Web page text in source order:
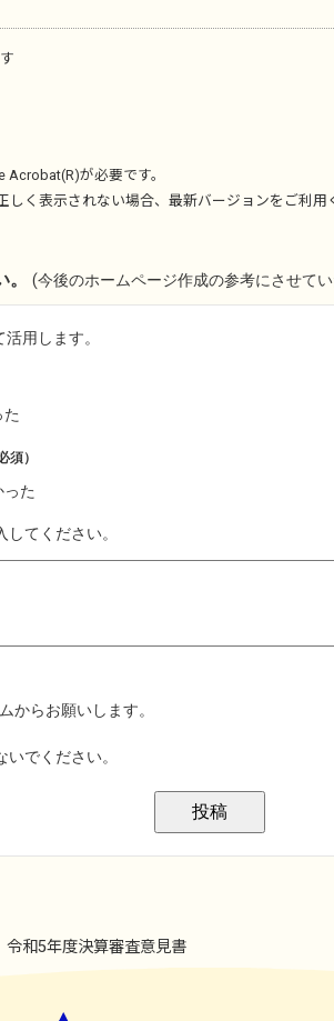
Acrobat(R)が必要です。
しく表示されない場合、最新バージョンをご利用
令和5年度決算審査意見書